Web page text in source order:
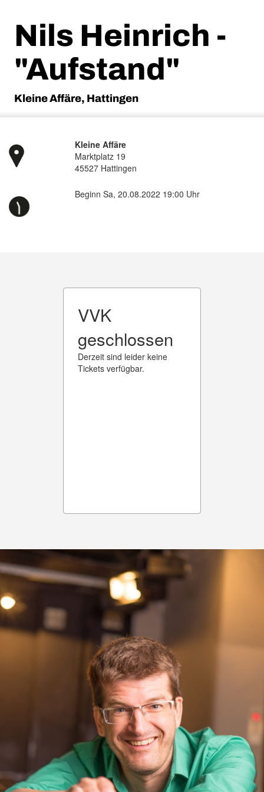
Nils Heinrich -
"Aufstand"
Kleine Affäre, Hattingen
Kleine Affäre
Marktplatz 19
45527 Hattingen
Beginn Sa, 20.08.2022 19:00 Uhr
VVK
geschlossen
Derzeit sind leider keine
Tickets verfügbar.